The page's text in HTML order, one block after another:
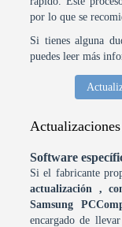
por lo que se
Si tienes alguna
puedes leer más
Software
Si el fabricante
actualización ,
Samsung
encargado de